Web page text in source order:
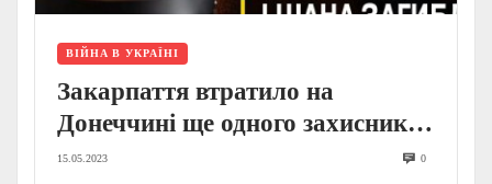
ВІЙНА В УКРАЇНІ
Закарпаття втратило на
Донеччині ще одного захисника
(ФОТО)
15.05.2023 0